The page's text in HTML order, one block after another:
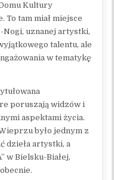
Kultury
To tam miał miejsce
uznanej artystki,
talentu, ale
w tematykę
poruszają widzów i
aspektami życia.
było jednym z
dzieła artystki, a
w Bielsku-Białej,